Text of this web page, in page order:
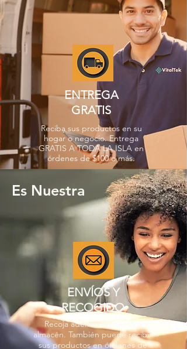
ENTREGA
GRATIS
Reciba sus productos en su
hogar o negocio. Entrega
GRATIS A TODA LA ISLA en
órdenes de $100 o más.
Es Nuestra
ENVÍOS Y
RECOGIDO
Recoja además en nuestro
almacén. También puede recibir
sus productos en órdenes de